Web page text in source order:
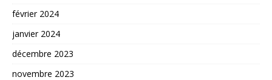
février 2024
janvier 2024
décembre 2023
novembre 2023